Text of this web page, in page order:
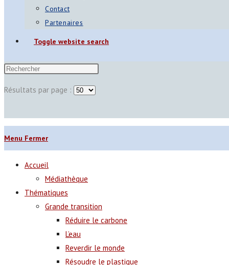
Contact
Partenaires
Toggle website search
Résultats par page :
Menu Fermer
Accueil
Médiathèque
Thématiques
Grande transition
Réduire le carbone
L’eau
Reverdir le monde
Résoudre le plastique